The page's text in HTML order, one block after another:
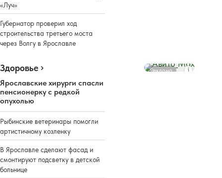
«Луч»
Губернатор проверил ход
строительства третьего моста
через Волгу в Ярославле
Здоровье
Ярославские хирурги спасли
пенсионерку с редкой
опухолью
Рыбинские ветеринары помогли
артистичному козленку
В Ярославле сделают фасад и
смонтируют подсветку в детской
больнице
Реклама